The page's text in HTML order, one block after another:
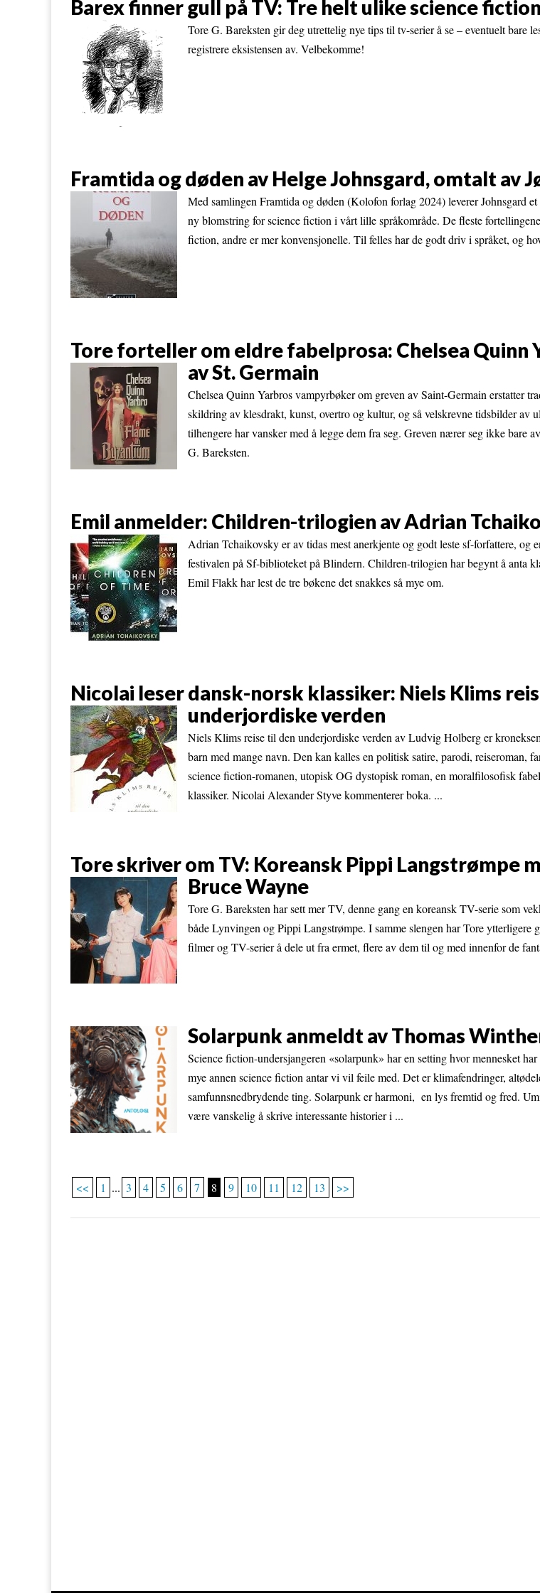
Barex finner gull på TV: Tre helt ulike science
Tore G. Bareksten gir deg utrettelig nye tips til tv-serier å se – eventuelt bare
registrere eksistensen av. Velbekomme!
Framtida og døden av Helge Johnsgard, omtalt av
Med samlingen Framtida og døden (Kolofon forlag 2024) leverer Johnsgard
ny blomstring for science fiction i vårt lille språkområde. De fleste
fiction, andre er mer konvensjonelle. Til felles har de godt driv i språket, og
Tore forteller om eldre fabelprosa: Chelsea Quinn
av St. Germain
Chelsea Quinn Yarbros vampyrbøker om greven av Saint-Germain erstatter
skildring av klesdrakt, kunst, overtro og kultur, og så velskrevne tidsbilder av
tilhengere har vansker med å legge dem fra seg. Greven nærer seg ikke bare
G. Bareksten.
Emil anmelder: Children-trilogien av Adrian
Adrian Tchaikovsky er av tidas mest anerkjente og godt leste sf-forfattere, og
festivalen på Sf-biblioteket på Blindern. Children-trilogien har begynt å anta
Emil Flakk har lest de tre bøkene det snakkes så mye om.
Nicolai leser dansk-norsk klassiker: Niels Klims
underjordiske verden
Niels Klims reise til den underjordiske verden av Ludvig Holberg er
barn med mange navn. Den kan kalles en politisk satire, parodi, reiseroman,
science fiction-romanen, utopisk OG dystopisk roman, en moralfilosofisk
klassiker. Nicolai Alexander Styve kommenterer boka. ...
Tore skriver om TV: Koreansk Pippi Langstrømpe
Bruce Wayne
Tore G. Bareksten har sett mer TV, denne gang en koreansk TV-serie som
både Lynvingen og Pippi Langstrømpe. I samme slengen har Tore ytterligere
filmer og TV-serier å dele ut fra ermet, flere av dem til og med innenfor de
Solarpunk anmeldt av Thomas
Science fiction-undersjangeren «solarpunk» har en setting hvor mennesket
mye annen science fiction antar vi vil feile med. Det er klimafendringer,
samfunnsnedbrydende ting. Solarpunk er harmoni, en lys fremtid og fred.
være vanskelig å skrive interessante historier i ...
<< 1 ... 3 4 5 6 7 8 9 10 11 12 13 >>